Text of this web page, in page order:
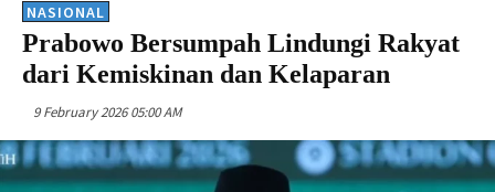
NASIONAL
Prabowo Bersumpah Lindungi Rakyat
dari Kemiskinan dan Kelaparan
9 February 2026 05:00 AM